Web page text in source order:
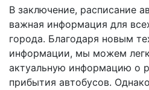
В заключение, расписание
важная информация для
города. Благодаря новым
информации, мы можем
актуальную информацию о
прибытия автобусов.